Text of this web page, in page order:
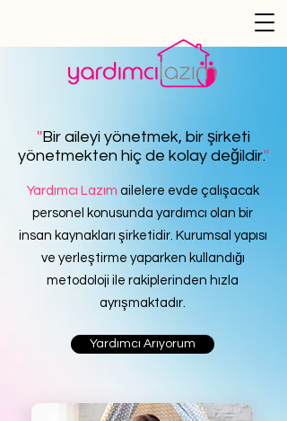
''Bir aileyi yönetmek, bir şirketi
yönetmekten hiç de kolay değildir.''
Yardımcı Lazım ailelere evde çalışacak
personel konusunda yardımcı olan bir
insan kaynakları şirketidir. Kurumsal yapısı
ve yerleştirme yaparken kullandığı
metodoloji ile rakiplerinden hızla
ayrışmaktadır.
Yardımcı Arıyorum